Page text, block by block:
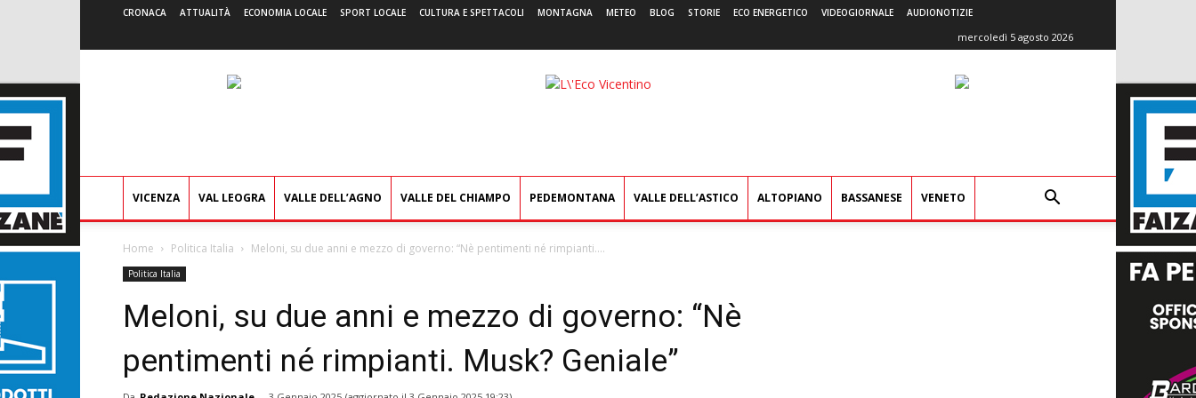
CRONACA ATTUALITÀ ECONOMIA LOCALE SPORT LOCALE CULTURA E SPETTACOLI MONTAGNA METEO BLOG STORIE ECO ENERGETICO VIDEOGIORNALE AUDIONOTIZIE
mercoledì 5 agosto 2026
L'Eco
VICENZA VAL LEOGRA VALLE DELL’AGNO VALLE DEL CHIAMPO PEDEMONTANA VALLE DELL’ASTICO ALTOPIANO BASSANESE VENETO
Home Politica Italia Meloni, su due anni e mezzo di governo: “Nè pentimenti né rimpianti....
Politica Italia
Meloni, su due anni e mezzo di governo: “Nè
pentimenti né rimpianti. Musk? Geniale”